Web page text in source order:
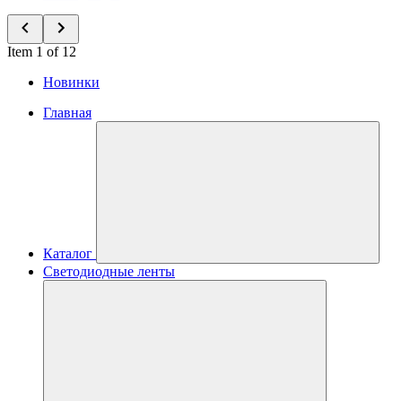
Item 1 of 12
Новинки
Главная
Каталог
Светодиодные ленты